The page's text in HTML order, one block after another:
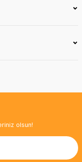
olsun!